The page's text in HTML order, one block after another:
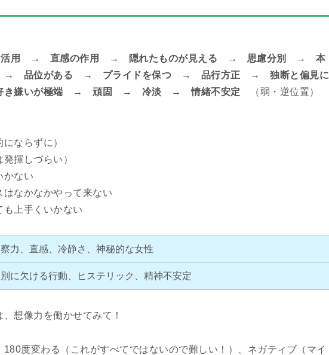
を活用 → 直感の作用 → 隠れたものが見える → 思慮分別 → 本
→ 品位がある → プライドを保つ → 品行方正 → 独断と偏見に
嫌いが極端 → 頑固 → 冷淡 → 情緒不安定
（弱・逆位置）
ならずに）
揮しづらい）
かない
なかなかやって来ない
上手くいかない
力、直感、冷静さ、神秘的な女性
に欠ける行動、ヒステリック、精神不安定
想像力を働かせてみて！
度変わる（これがすべてではないので難しい！）、ネガティブ（マイ